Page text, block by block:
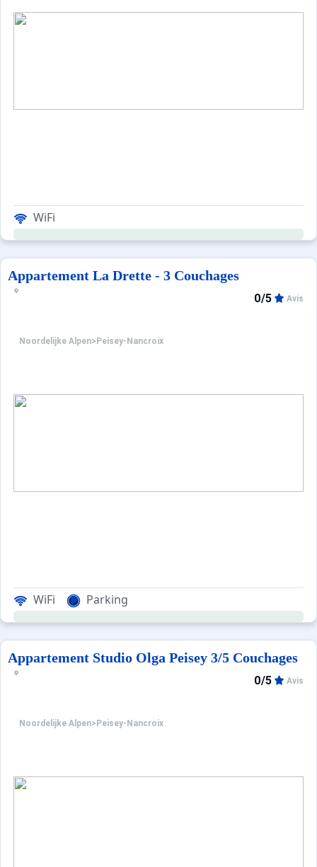
WiFi
Appartement La Drette - 3 Couchages
Noordelijke Alpen> Peisey-Nancroix
0/5 Avis
WiFi Parking
Appartement Studio Olga Peisey 3/5 Couchages
Noordelijke Alpen> Peisey-Nancroix
0/5 Avis